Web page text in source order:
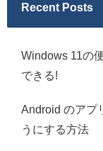
Recent Posts
Windows 11の
できる!
Android のアプ
うにする方法